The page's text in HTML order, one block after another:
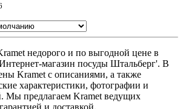
недорого и по выгодной цене в
магазин посуды Штальберг'. В
Kramet с описаниями, а также
характеристики, фотографии и
Мы предлагаем Kramet ведущих
и доставкой.